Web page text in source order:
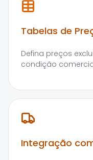
Tabelas de
Defina preços
condição
Integração